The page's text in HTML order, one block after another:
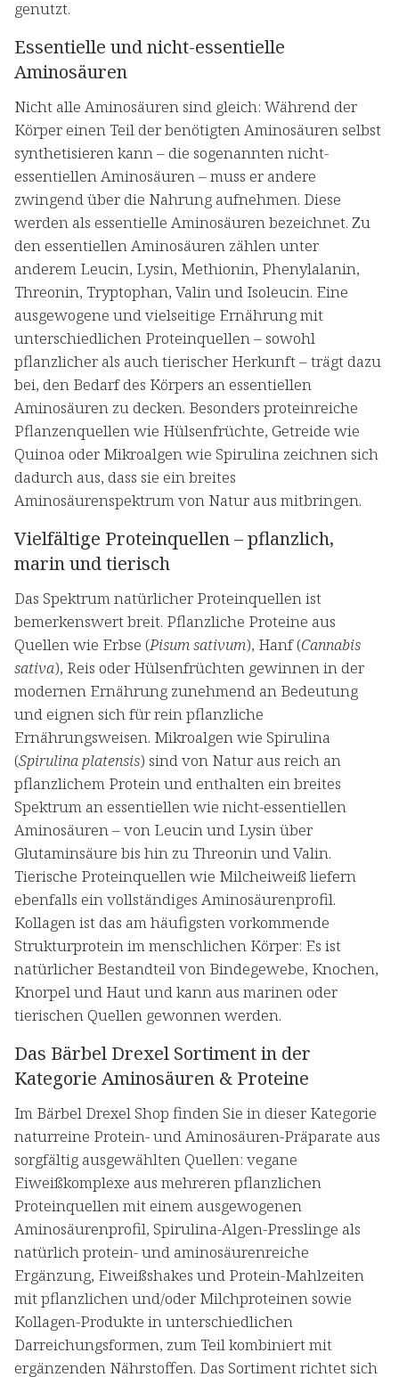
genutzt.
Essentielle und nicht-essentielle
Aminosäuren
Nicht alle Aminosäuren sind gleich: Während der
Körper einen Teil der benötigten Aminosäuren selbst
synthetisieren kann – die sogenannten nicht-
essentiellen Aminosäuren – muss er andere
zwingend über die Nahrung aufnehmen. Diese
werden als essentielle Aminosäuren bezeichnet. Zu
den essentiellen Aminosäuren zählen unter
anderem Leucin, Lysin, Methionin, Phenylalanin,
Threonin, Tryptophan, Valin und Isoleucin. Eine
ausgewogene und vielseitige Ernährung mit
unterschiedlichen Proteinquellen – sowohl
pflanzlicher als auch tierischer Herkunft – trägt dazu
bei, den Bedarf des Körpers an essentiellen
Aminosäuren zu decken. Besonders proteinreiche
Pflanzenquellen wie Hülsenfrüchte, Getreide wie
Quinoa oder Mikroalgen wie Spirulina zeichnen sich
dadurch aus, dass sie ein breites
Aminosäurenspektrum von Natur aus mitbringen.
Vielfältige Proteinquellen – pflanzlich,
marin und tierisch
Das Spektrum natürlicher Proteinquellen ist
bemerkenswert breit. Pflanzliche Proteine aus
Quellen wie Erbse (Pisum sativum), Hanf (Cannabis
sativa), Reis oder Hülsenfrüchten gewinnen in der
modernen Ernährung zunehmend an Bedeutung
und eignen sich für rein pflanzliche
Ernährungsweisen. Mikroalgen wie Spirulina
(Spirulina platensis) sind von Natur aus reich an
pflanzlichem Protein und enthalten ein breites
Spektrum an essentiellen wie nicht-essentiellen
Aminosäuren – von Leucin und Lysin über
Glutaminsäure bis hin zu Threonin und Valin.
Tierische Proteinquellen wie Milcheiweiß liefern
ebenfalls ein vollständiges Aminosäurenprofil.
Kollagen ist das am häufigsten vorkommende
Strukturprotein im menschlichen Körper: Es ist
natürlicher Bestandteil von Bindegewebe, Knochen,
Knorpel und Haut und kann aus marinen oder
tierischen Quellen gewonnen werden.
Das Bärbel Drexel Sortiment in der
Kategorie Aminosäuren & Proteine
Im Bärbel Drexel Shop finden Sie in dieser Kategorie
naturreine Protein- und Aminosäuren-Präparate aus
sorgfältig ausgewählten Quellen: vegane
Eiweißkomplexe aus mehreren pflanzlichen
Proteinquellen mit einem ausgewogenen
Aminosäurenprofil, Spirulina-Algen-Presslinge als
natürlich protein- und aminosäurenreiche
Ergänzung, Eiweißshakes und Protein-Mahlzeiten
mit pflanzlichen und/oder Milchproteinen sowie
Kollagen-Produkte in unterschiedlichen
Darreichungsformen, zum Teil kombiniert mit
ergänzenden Nährstoffen. Das Sortiment richtet sich